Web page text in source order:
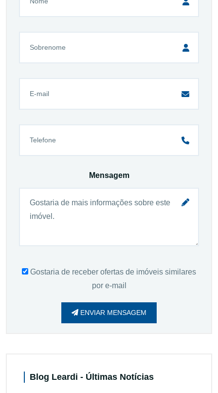
Mensagem
Gostaria de receber ofertas de imóveis similares
por e-mail
ENVIAR MENSAGEM
Blog Leardi - Últimas Notícias